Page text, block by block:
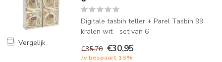
Vergelijk
Digitale tasbih teller + Parel Tasbih 99
kralen wit - set van 6
€35,70 €30,95
Je bespaart 13%